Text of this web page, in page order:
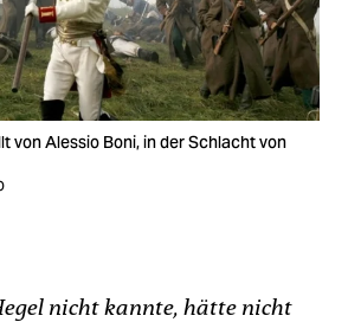
von Alessio Boni, in der Schlacht von
nicht kannte, hätte nicht